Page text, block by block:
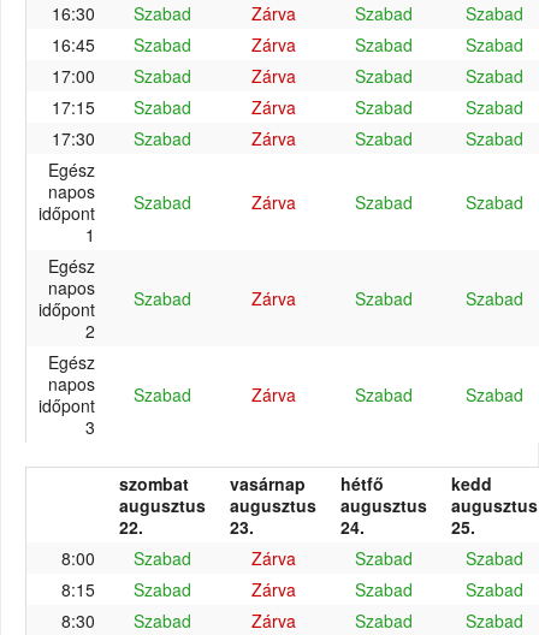
16:30 Szabad Zárva Szabad
Szabad
16:45
Szabad Zárva Szabad
Szabad
17:00
Szabad Zárva Szabad
Szabad
17:15
Szabad Zárva Szabad
Szabad
17:30
Szabad Zárva Szabad
Szabad
Egész
napos
időpont
1
Szabad Zárva Szabad Szabad
Egész
napos
időpont
2
Szabad Zárva Szabad Szabad
Egész
napos
időpont
3
Szabad Zárva Szabad Szabad
szombat
augusztus
22.
vasárnap
augusztus
23.
hétfő
augusztus
24.
kedd
augusztus
25.
8:00
Szabad Zárva Szabad
Szabad
8:15
Szabad Zárva Szabad
Szabad
8:30
Szabad Zárva Szabad
Szabad